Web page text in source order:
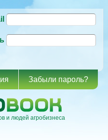
Забыли пароль?
и людей агробизнеса